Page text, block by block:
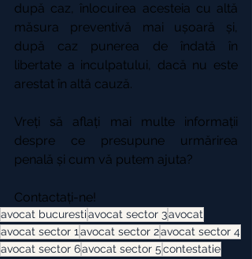
după caz, înlocuirea acesteia cu altă
măsura preventivă mai ușoară și,
după caz punerea de îndată în
libertate a inculpatului, dacă nu este
arestat în altă cauză.
Vreți să aflați mai multe informații
despre ce presupune urmărirea
penală și cum vă putem ajuta?
Contactați-ne!
avocat bucurestiavocat sector 3avocat
avocat sector 1 avocat sector 2avocat sector 4
avocat sector 6avocat sector 5contestatie